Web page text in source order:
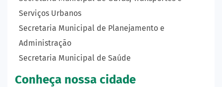
Serviços Urbanos
Secretaria Municipal de Planejamento e
Administração
Secretaria Municipal de Saúde
Conheça nossa cidade